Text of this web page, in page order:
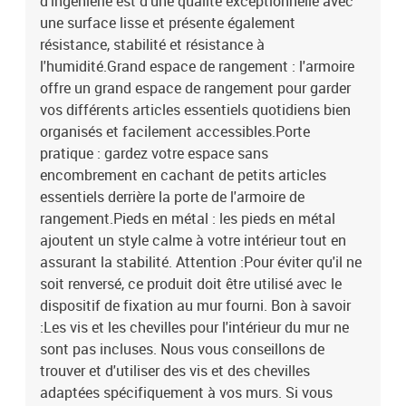
une surface lisse et présente également
résistance, stabilité et résistance à
l'humidité.Grand espace de rangement : l'armoire
offre un grand espace de rangement pour garder
vos différents articles essentiels quotidiens bien
organisés et facilement accessibles.Porte
pratique : gardez votre espace sans
encombrement en cachant de petits articles
essentiels derrière la porte de l'armoire de
rangement.Pieds en métal : les pieds en métal
ajoutent un style calme à votre intérieur tout en
assurant la stabilité. Attention :Pour éviter qu'il ne
soit renversé, ce produit doit être utilisé avec le
dispositif de fixation au mur fourni. Bon à savoir
:Les vis et les chevilles pour l'intérieur du mur ne
sont pas incluses. Nous vous conseillons de
trouver et d'utiliser des vis et des chevilles
adaptées spécifiquement à vos murs. Si vous